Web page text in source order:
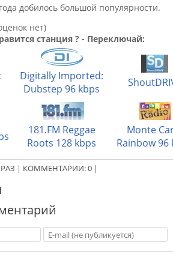
добилось большой популярности.
нет)
станция ? - Переключай:
Digitally Imported:
Dubstep 96 kbps
181.FM Reggae
Roots 128 kbps
Monte
Rainbow 96
РАЗ | КОММЕНТАРИИ:0 |